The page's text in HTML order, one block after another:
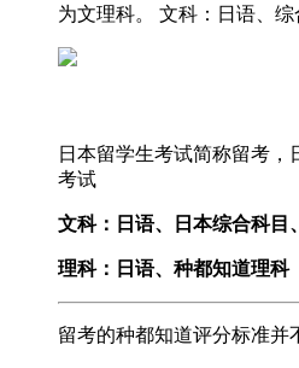
为文理科。 文科：日语、
日本留学生考试简称留考
考试
文科：日语、日本综合科目
理科：日语、种都知道理科
留考的种都知道评分标准并